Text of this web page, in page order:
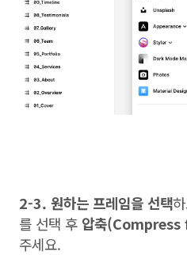
2-3. 원하는 프레임을 선택
를 선택 후 압축(Compress
주세요.